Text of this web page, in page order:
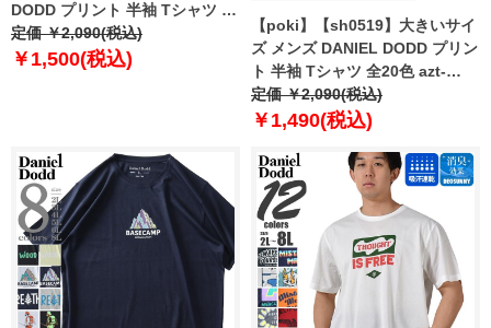
DODD プリント 半袖 Tシャツ 全
8色 azt-2502pt8
定価 ￥2,090(税込)
￥1,500(税込)
【poki】【sh0519】大きいサイ
ズ メンズ DANIEL DODD プリン
ト 半袖 Tシャツ 全20色 azt-
2202pt1
定価 ￥2,090(税込)
￥1,490(税込)